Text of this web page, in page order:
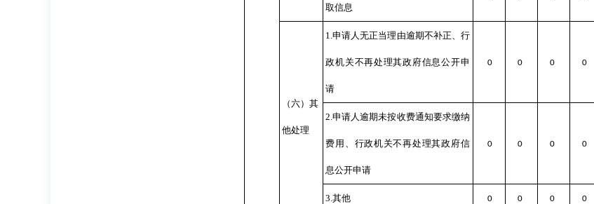
取信息
（六）其
他处理
1.申请人无正当理由逾期不补正、行
政机关不再处理其政府信息公开申
请
0 0 0 0
2.申请人逾期未按收费通知要求缴纳
费用、行政机关不再处理其政府信
息公开申请
0 0 0 0
3.其他 0 0 0 0